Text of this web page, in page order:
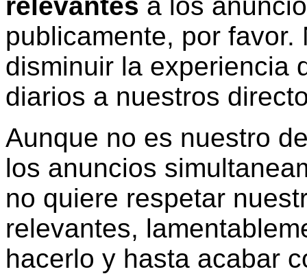
publicamente, por
disminuir la experiencia
diarios a nuestros
Aunque no es nuestro
los anuncios
no quiere respetar
relevantes,
hacerlo y hasta acabar